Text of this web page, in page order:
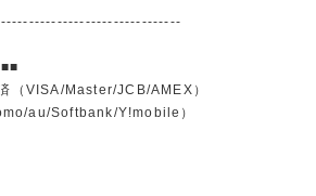
（VISA/Master/JCB/AMEX）
au/Softbank/Y!mobile）